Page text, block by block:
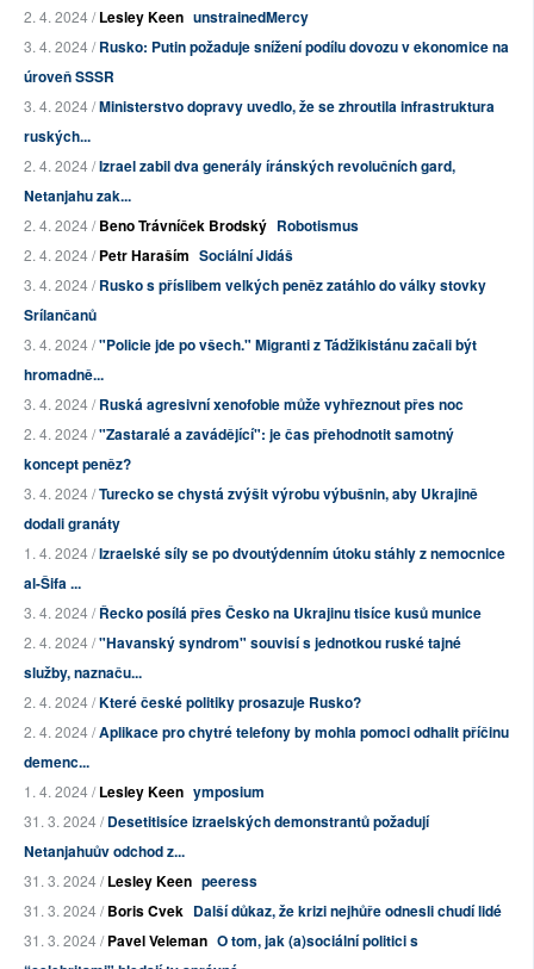
2. 4. 2024 /Lesley Keen unstrainedMercy
3. 4. 2024 /Rusko: Putin požaduje snížení podílu dovozu v ekonomice na
úroveň SSSR
3. 4. 2024 /Ministerstvo dopravy uvedlo, že se zhroutila infrastruktura
ruských...
2. 4. 2024 /Izrael zabil dva generály íránských revolučních gard,
Netanjahu zak...
2. 4. 2024 /Beno Trávníček Brodský Robotismus
2. 4. 2024 /Petr Haraším Sociální Jidáš
3. 4. 2024 /Rusko s příslibem velkých peněz zatáhlo do války stovky
Srílančanů
3. 4. 2024 /"Policie jde po všech." Migranti z Tádžikistánu začali být
hromadně...
3. 4. 2024 /Ruská agresivní xenofobie může vyhřeznout přes noc
2. 4. 2024 /"Zastaralé a zavádějící": je čas přehodnotit samotný
koncept peněz?
3. 4. 2024 /Turecko se chystá zvýšit výrobu výbušnin, aby Ukrajině
dodali granáty
1. 4. 2024 /Izraelské síly se po dvoutýdenním útoku stáhly z nemocnice
al-Šifa ...
3. 4. 2024 /Řecko posílá přes Česko na Ukrajinu tisíce kusů munice
2. 4. 2024 /"Havanský syndrom" souvisí s jednotkou ruské tajné
služby, naznaču...
2. 4. 2024 /Které české politiky prosazuje Rusko?
2. 4. 2024 /Aplikace pro chytré telefony by mohla pomoci odhalit příčinu
demenc...
1. 4. 2024 /Lesley Keen ymposium
31. 3. 2024 /Desetitisíce izraelských demonstrantů požadují
Netanjahuův odchod z...
31. 3. 2024 /Lesley Keen peeress
31. 3. 2024 /Boris Cvek Další důkaz, že krizi nejhůře odnesli chudí lidé
31. 3. 2024 /Pavel Veleman O tom, jak (a)sociální politici s